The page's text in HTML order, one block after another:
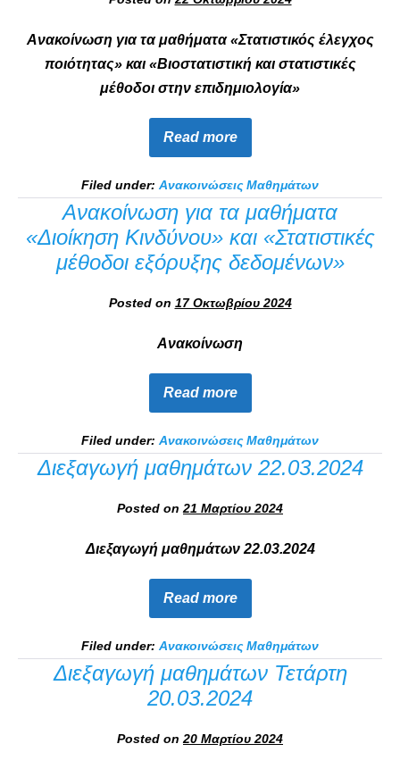
Ανακοίνωση για τα μαθήματα «Στατιστικός έλεγχος
ποιότητας» και «Βιοστατιστική και στατιστικές
μέθοδοι στην επιδημιολογία»
Read more
Filed under: Ανακοινώσεις Μαθημάτων
Ανακοίνωση για τα μαθήματα
«Διοίκηση Κινδύνου» και «Στατιστικές
μέθοδοι εξόρυξης δεδομένων»
Posted on 17 Οκτωβρίου 2024
Ανακοίνωση
Read more
Filed under: Ανακοινώσεις Μαθημάτων
Διεξαγωγή μαθημάτων 22.03.2024
Posted on 21 Μαρτίου 2024
Διεξαγωγή μαθημάτων 22.03.2024
Read more
Filed under: Ανακοινώσεις Μαθημάτων
Διεξαγωγή μαθημάτων Τετάρτη
20.03.2024
Posted on 20 Μαρτίου 2024